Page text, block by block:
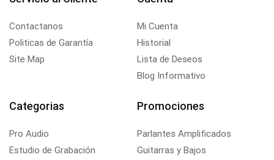
Contactanos
Politicas de Garantía
Site Map
Mi Cuenta
Historial
Lista de Deseos
Blog Informativo
Categorias
Pro Audio
Estudio de Grabación
Promociones
Parlantes Amplificados
Guitarras y Bajos